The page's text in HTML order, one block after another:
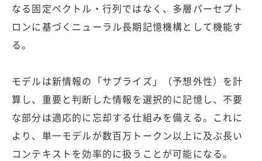
なる固定ベクトル・行列ではなく、多層パーセプト
ロンに基づくニューラル長期記憶機構として機能す
る。
モデルは新情報の「サプライズ」（予想外性）を計
算し、重要と判断した情報を選択的に記憶し、不要
な部分は適応的に忘却する仕組みを備える。これに
より、単一モデルが数百万トークン以上に及ぶ長い
コンテキストを効率的に扱うことが可能になる。